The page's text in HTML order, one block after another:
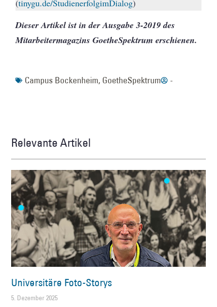
(tinygu.de/StudienerfolgimDialog)
Dieser Artikel ist in der Ausgabe 3-2019 des
Mitarbeitermagazins GoetheSpektrum erschienen.
Campus Bockenheim, GoetheSpektrum -
Relevante Artikel
Universitäre Foto-Storys
5. Dezember 2025